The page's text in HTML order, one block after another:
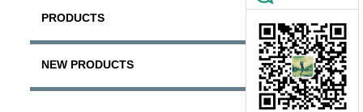
PRODUCTS
NEW PRODUCTS